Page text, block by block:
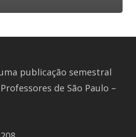
publicação semestral
de São Paulo –